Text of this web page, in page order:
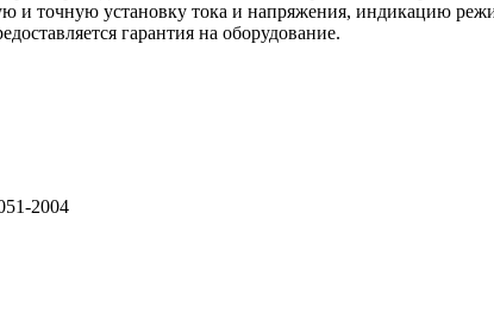
и точную установку тока и напряжения, индикацию
гарантия на оборудование.
2004